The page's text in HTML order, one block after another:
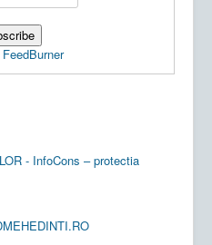
FeedBurner
- InfoCons – protectia